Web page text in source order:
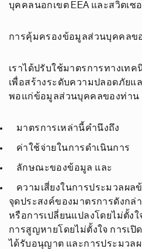
บุคคลนอกเขต EEA และสวิตเซ
การคุ้มครองข้อมูลส่วนบุคคลข
เราได้ปรับใช้มาตรการทางเท
เพื่อสร้างระดับความปลอดภัยแ
พอแก่ข้อมูลส่วนบุคคลของท่าน
มาตรการเหล่านี้คำนึงถึง
ค่าใช้จ่ายในการดำเนินการ
ลักษณะของข้อมูล และ
ความเสี่ยงในการประมวลผล
จุดประสงค์ของมาตรการดังกล่
หรือการเปลี่ยนแปลงโดยไม่ตั้ง
การสูญหายโดยไม่ตั้งใจ การเปิ
ได้รับอนุญาต และการประมวล